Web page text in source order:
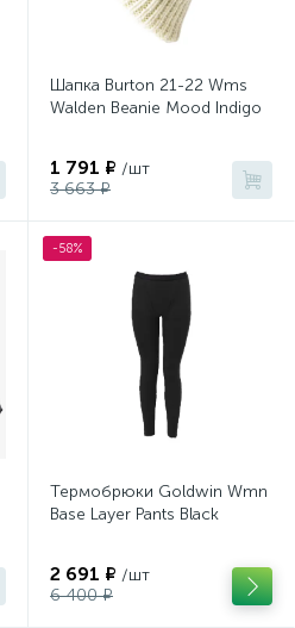
Шапка Burton 21-22 Wms
Walden Beanie Mood Indigo
1 791 ₽ /шт
3 663 ₽
-58%
Термобрюки Goldwin Wmn
Base Layer Pants Black
2 691 ₽ /шт
6 400 ₽